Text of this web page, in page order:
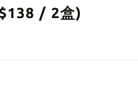
/ 2盒)